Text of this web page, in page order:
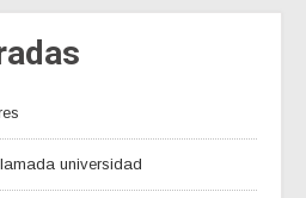
universidad